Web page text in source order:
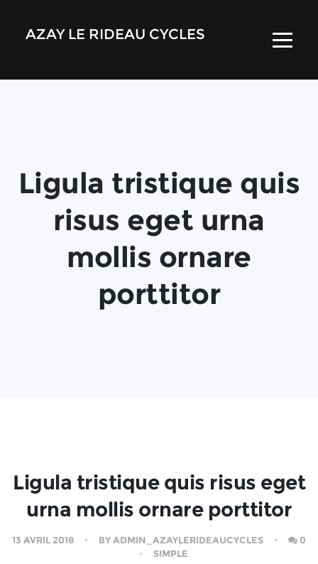
AZAY LE RIDEAU CYCLES
Ligula tristique quis
risus eget urna
mollis ornare
porttitor
Ligula tristique quis risus eget
urna mollis ornare porttitor
13 AVRIL 2018 BYADMIN_AZAYLERIDEAUCYCLES
0
SIMPLE